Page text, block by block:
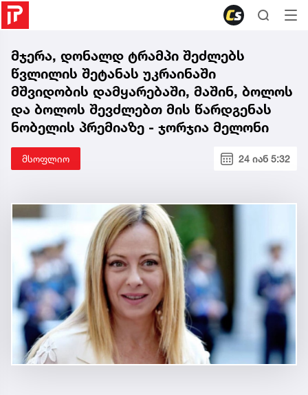
მჯერა, დონალდ ტრამპი შეძლებს
წვლილის შეტანას უკრაინაში
მშვიდობის დამყარებაში, მაშინ, ბოლოს
და ბოლოს შევძლებთ მის წარდგენას
ნობელის პრემიაზე - ჯორჯია მელონი
მსოფლიო 24 იან 5:32